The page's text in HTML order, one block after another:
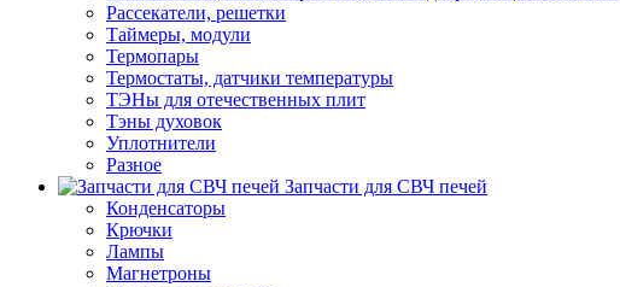
Рассекатели, решетки
Таймеры, модули
Термопары
Термостаты, датчики температуры
ТЭНы для отечественных плит
Тэны духовок
Уплотнители
Разное
Запчасти для СВЧ печей
Конденсаторы
Крючки
Лампы
Магнетроны